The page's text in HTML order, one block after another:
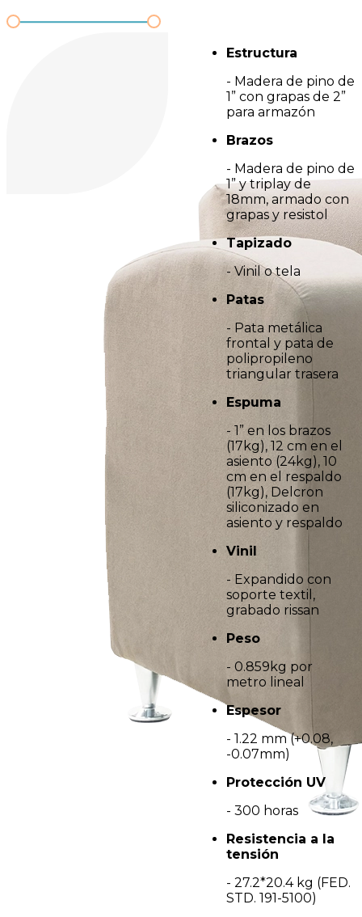
Estructura
- Madera de pino de
1” con grapas de 2”
para armazón
Brazos
- Madera de pino de
1” y triplay de
18mm, armado con
grapas y resistol
Tapizado
- Vinil o tela
Patas
- Pata metálica
frontal y pata de
polipropileno
triangular trasera
Espuma
- 1” en los brazos
(17kg), 12 cm en el
asiento (24kg), 10
cm en el respaldo
(17kg), Delcron
siliconizado en
asiento y respaldo
Vinil
- Expandido con
soporte textil,
grabado rissan
Peso
- 0.859kg por
metro lineal
Espesor
- 1.22 mm (+0.08,
-0.07mm)
Protección UV
- 300 horas
Resistencia a la
tensión
- 27.2*20.4 kg (FED.
STD. 191-5100)